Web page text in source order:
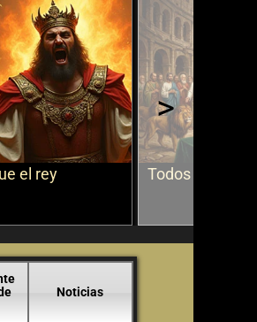
el rey
Todos los
>
Noticias